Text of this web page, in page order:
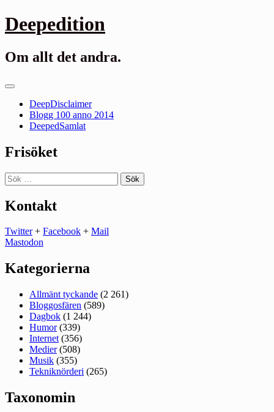
Gå
till
Deepedition
Om allt det andra.
Primär
DeepDisclaimer
Blogg 100 anno 2014
DeepedSamlat
Frisöket
Sök
efter:
Kontakt
Twitter+ Facebook + Mail
Mastodon
Kategorierna
Allmänt tyckande (2 261)
Bloggosfären (589)
Dagbok (1 244)
Humor(339)
Internet (356)
Medier(508)
Musik (355)
Tekniknörderi (265)
Taxonomin